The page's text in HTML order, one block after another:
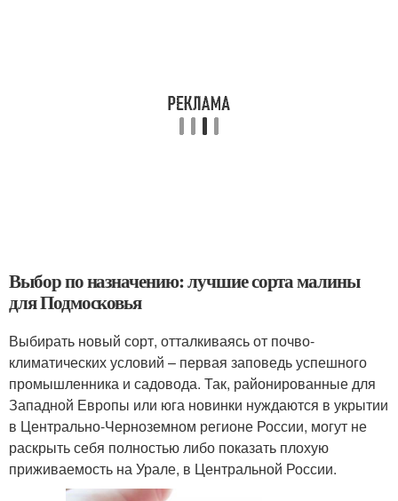
Выбор по назначению: лучшие сорта малины
для Подмосковья
Выбирать новый сорт, отталкиваясь от почво-
климатических условий – первая заповедь успешного
промышленника и садовода. Так, районированные для
Западной Европы или юга новинки нуждаются в укрытии
в Центрально-Черноземном регионе России, могут не
раскрыть себя полностью либо показать плохую
приживаемость на Урале, в Центральной России.